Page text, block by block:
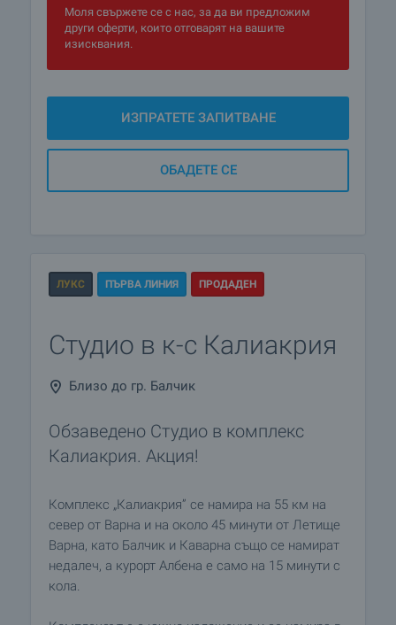
Моля свържете се с нас, за да ви предложим
други оферти, които отговарят на вашите
изисквания.
ИЗПРАТЕТЕ ЗАПИТВАНЕ
ОБАДЕТЕ СЕ
ЛУКС ПЪРВА ЛИНИЯ ПРОДАДЕН
Студио в к-с Калиакрия
Близо до гр. Балчик
Обзаведено Студио в комплекс
Калиакрия. Акция!
Комплекс „Калиакрия” се намира на 55 км на
север от Варна и на около 45 минути от Летище
Варна, като Балчик и Каварна също се намират
недалеч, а курорт Албена е само на 15 минути с
кола.